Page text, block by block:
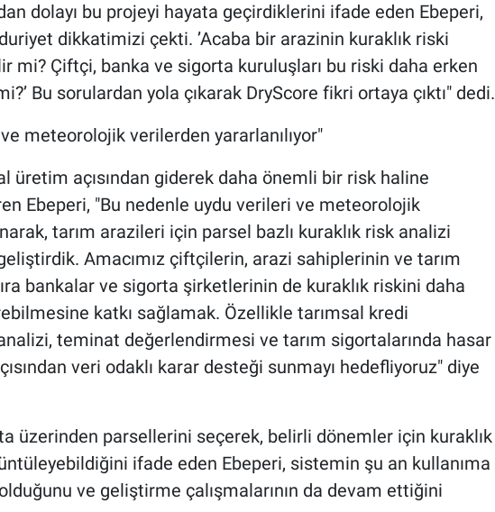
dolayı bu projeyi hayata geçirdiklerini ifade eden Ebeperi,
dikkatimizi çekti. ’Acaba bir arazinin kuraklık riski
mi? Çiftçi, banka ve sigorta kuruluşları bu riski daha erken
Bu sorulardan yola çıkarak DryScore fikri ortaya çıktı" dedi.
meteorolojik verilerden yararlanılıyor"
üretim açısından giderek daha önemli bir risk haline
Ebeperi, "Bu nedenle uydu verileri ve meteorolojik
tarım arazileri için parsel bazlı kuraklık risk analizi
Amacımız çiftçilerin, arazi sahiplerinin ve tarım
bankalar ve sigorta şirketlerinin de kuraklık riskini daha
katkı sağlamak. Özellikle tarımsal kredi
teminat değerlendirmesi ve tarım sigortalarında hasar
veri odaklı karar desteği sunmayı hedefliyoruz" diye
üzerinden parsellerini seçerek, belirli dönemler için kuraklık
ifade eden Ebeperi, sistemin şu an kullanıma
ve geliştirme çalışmalarının da devam ettiğini